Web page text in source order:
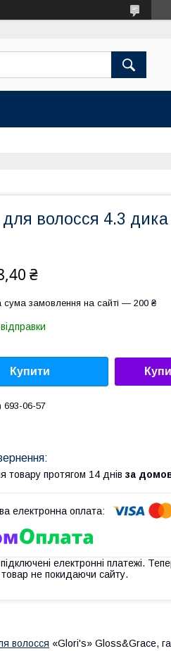
волосся 4.3
₴
сума замовлення на сайті — 200 ₴
Купити
693-06-57
товару протягом 14 днів за
підключені електронні платежі.
не покидаючи сайту.
волосся «Glori's» Gloss&Grace,